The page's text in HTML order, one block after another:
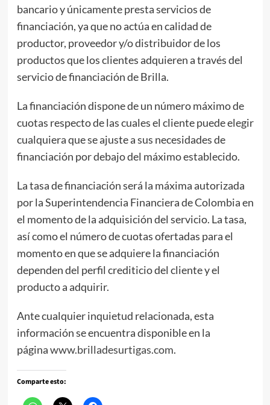
bancario y únicamente presta servicios de
financiación, ya que no actúa en calidad de
productor, proveedor y/o distribuidor de los
productos que los clientes adquieren a través del
servicio de financiación de Brilla.
La financiación dispone de un número máximo de
cuotas respecto de las cuales el cliente puede elegir
cualquiera que se ajuste a sus necesidades de
financiación por debajo del máximo establecido.
La tasa de financiación será la máxima autorizada
por la Superintendencia Financiera de Colombia en
el momento de la adquisición del servicio. La tasa,
así como el número de cuotas ofertadas para el
momento en que se adquiere la financiación
dependen del perfil crediticio del cliente y el
producto a adquirir.
Ante cualquier inquietud relacionada, esta
información se encuentra disponible en la
páginawww.brilladesurtigas.com.
Comparte esto: